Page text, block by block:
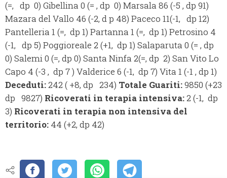
(=, dp 0) Gibellina 0 (= , dp 0) Marsala 86 (-5 , dp 91)
Mazara del Vallo 46 (-2, d p 48) Paceco 11(-1, dp 12)
Pantelleria 1 (=, dp 1) Partanna 1 (=, dp 1) Petrosino 4
(-1, dp 5) Poggioreale 2 (+1, dp 1) Salaparuta 0 (= , dp
0) Salemi 0 (=, dp 0) Santa Ninfa 2(=, dp 2) San Vito Lo
Capo 4 (-3 , dp 7 ) Valderice 6 (-1, dp 7) Vita 1 (-1 , dp 1)
Deceduti:242 ( +8, dp 234) Totale Guariti:9850 (+23
dp 9827) Ricoverati in terapia intensiva:2 (-1, dp
3) Ricoverati in terapia non intensiva del
territorio: 44 (+2, dp 42)